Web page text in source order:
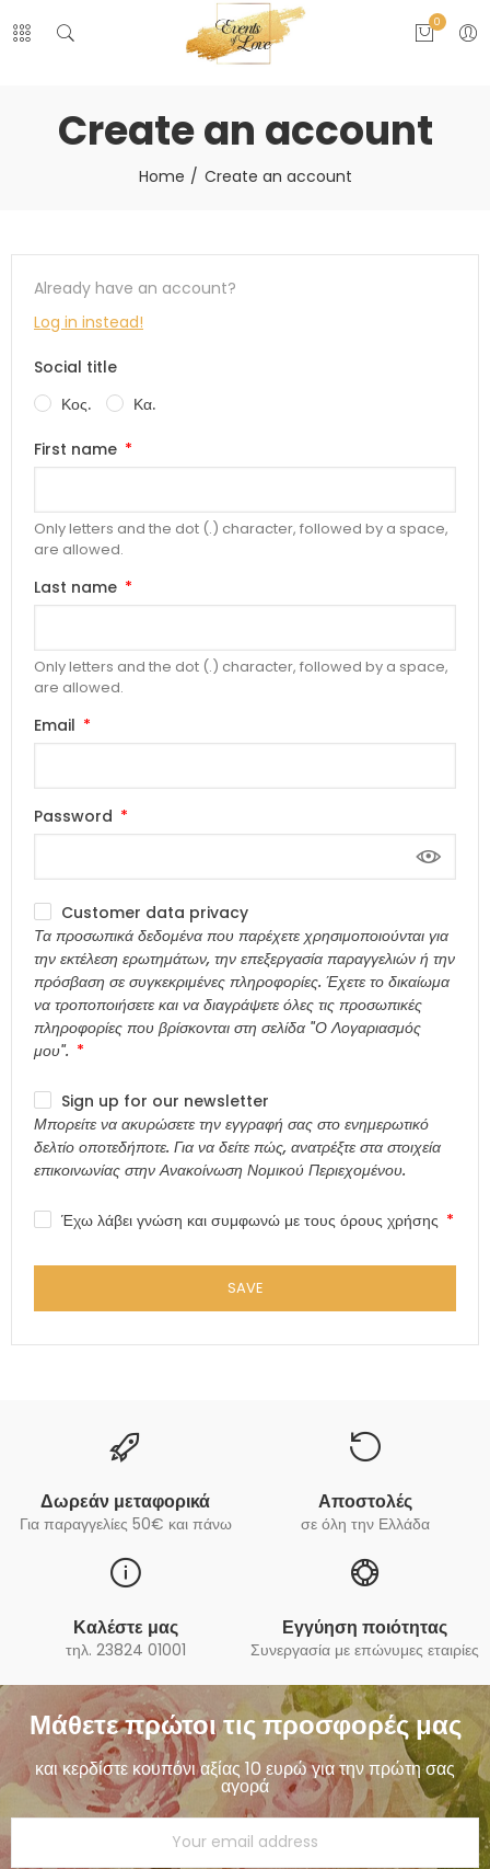
0
Create an account
Home Create an account
Already have an account?
Log in instead!
Social title
Κος.
Κα.
First name
Only letters and the dot (.) character, followed by a space,
are allowed.
Last name
Only letters and the dot (.) character, followed by a space,
are allowed.
Email
Password
Customer data privacy
Τα προσωπικά δεδομένα που παρέχετε χρησιμοποιούνται για
την εκτέλεση ερωτημάτων, την επεξεργασία παραγγελιών ή την
πρόσβαση σε συγκεκριμένες πληροφορίες. Έχετε το δικαίωμα
να τροποποιήσετε και να διαγράψετε όλες τις προσωπικές
πληροφορίες που βρίσκονται στη σελίδα "Ο Λογαριασμός
μου".
Sign up for our newsletter
Μπορείτε να ακυρώσετε την εγγραφή σας στο ενημερωτικό
δελτίο οποτεδήποτε. Για να δείτε πώς, ανατρέξτε στα στοιχεία
επικοινωνίας στην Ανακοίνωση Νομικού Περιεχομένου.
Έχω λάβει γνώση και συμφωνώ με τους όρους χρήσης
SAVE
Δωρεάν μεταφορικά
Για παραγγελίες 50€ και πάνω
Αποστολές
σε όλη την Ελλάδα
Καλέστε μας
τηλ. 23824 01001
Εγγύηση ποιότητας
Συνεργασία με επώνυμες εταιρίες
Μάθετε πρώτοι τις προσφορές μας
και κερδίστε κουπόνι αξίας 10 ευρώ για την πρώτη σας
αγορά